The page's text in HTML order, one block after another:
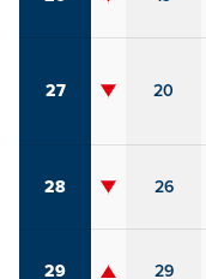
27 20
28 26
29 29